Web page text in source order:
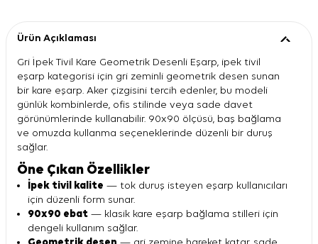
Ürün Açıklaması
Gri İpek Tivil Kare Geometrik Desenli Eşarp, ipek tivil
eşarp kategorisi için gri zeminli geometrik desen sunan
bir kare eşarp. Aker çizgisini tercih edenler, bu modeli
günlük kombinlerde, ofis stilinde veya sade davet
görünümlerinde kullanabilir. 90x90 ölçüsü, baş bağlama
ve omuzda kullanma seçeneklerinde düzenli bir duruş
sağlar.
Öne Çıkan Özellikler
İpek tivil kalite — tok duruş isteyen eşarp kullanıcıları
için düzenli form sunar.
90x90 ebat — klasik kare eşarp bağlama stilleri için
dengeli kullanım sağlar.